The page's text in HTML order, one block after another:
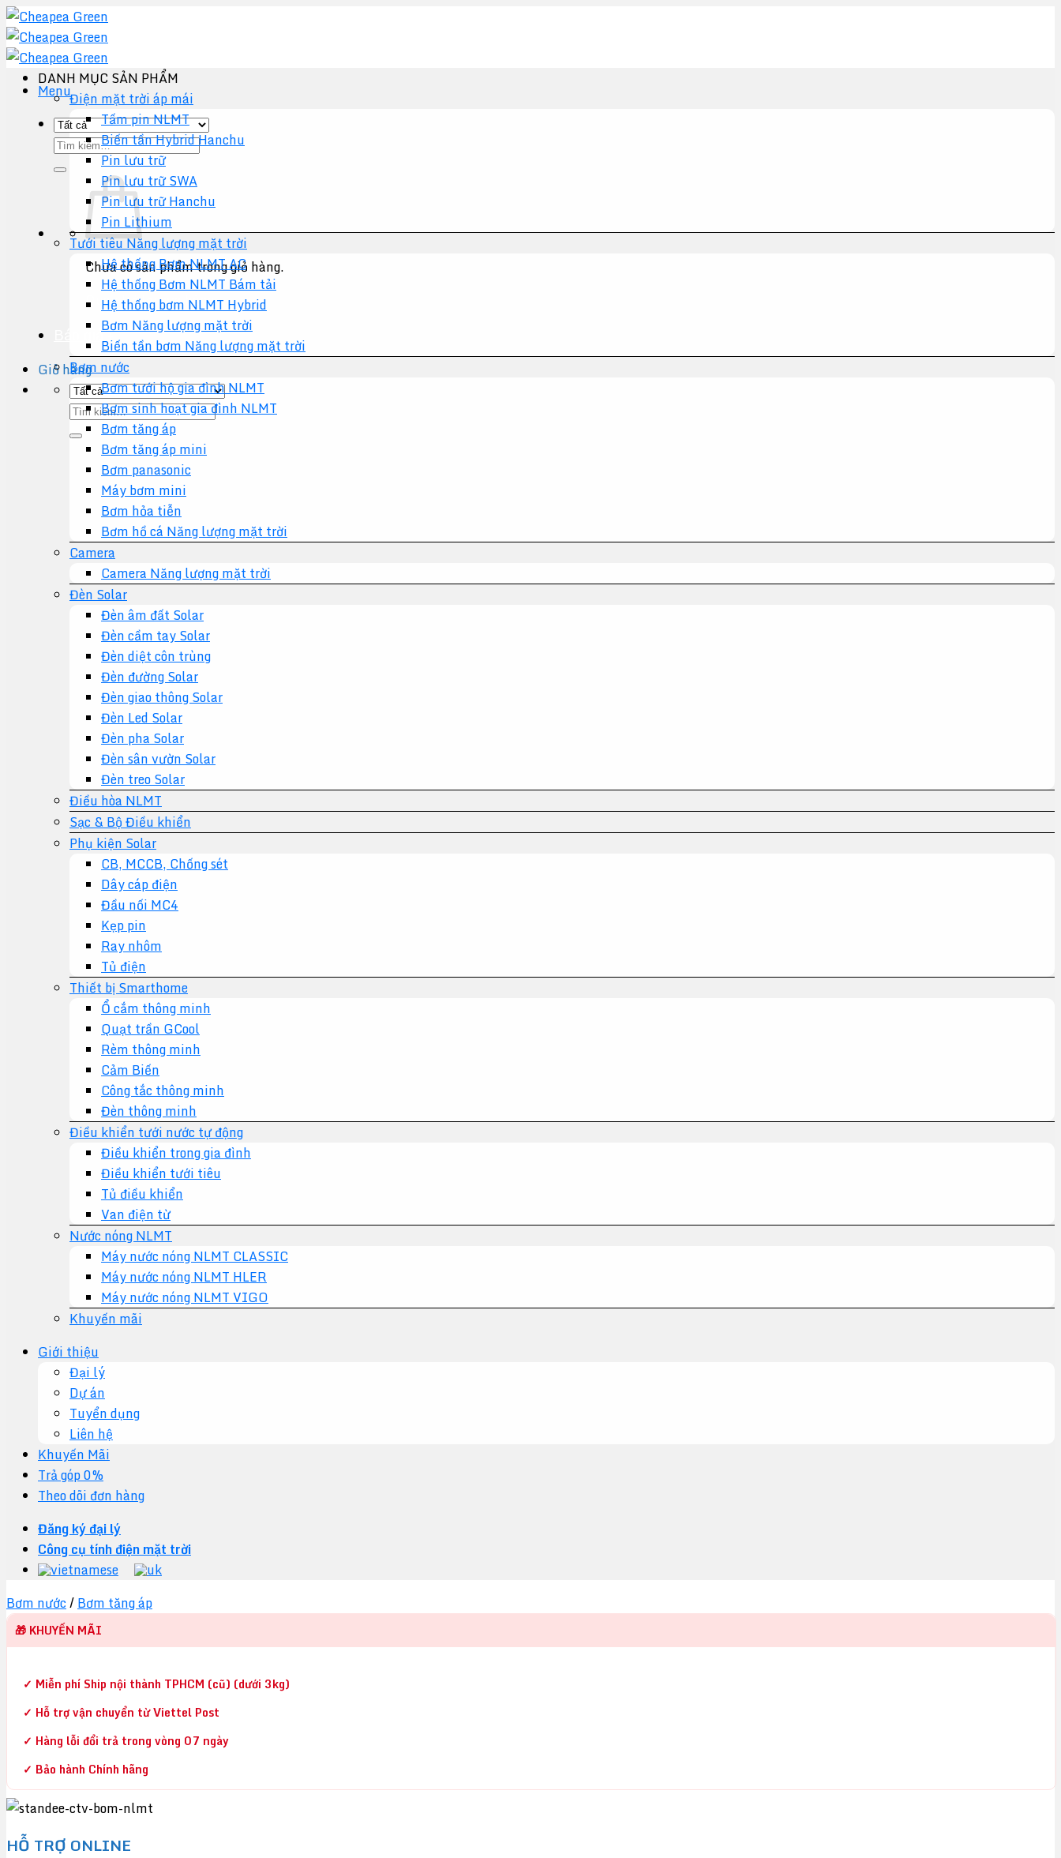
Chuyển
đến
nội
dung
Menu
Tìm
kiếm:
Chưa có sản phẩm trong giỏ hàng.
Quay trở lại cửa hàng
Báo giá +
Giỏ hàng
Tìm
kiếm:
DANH MỤC SẢN PHẨM
Điện mặt trời áp mái
Tấm pin NLMT
Biến tần Hybrid Hanchu
Pin lưu trữ
Pin lưu trữ SWA
Pin lưu trữ Hanchu
Pin Lithium
Tưới tiêu Năng lượng mặt trời
Hệ thống Bơm NLMT AC
Hệ thống Bơm NLMT Bám tải
Hệ thống bơm NLMT Hybrid
Bơm Năng lượng mặt trời
Biến tần bơm Năng lượng mặt trời
Bơm nước
Bơm tưới hộ gia đình NLMT
Bơm sinh hoạt gia đình NLMT
Bơm tăng áp
Bơm tăng áp mini
Bơm panasonic
Máy bơm mini
Bơm hỏa tiễn
Bơm hồ cá Năng lượng mặt trời
Camera
Camera Năng lượng mặt trời
Đèn Solar
Đèn âm đất Solar
Đèn cầm tay Solar
Đèn diệt côn trùng
Đèn đường Solar
Đèn giao thông Solar
Đèn Led Solar
Đèn pha Solar
Đèn sân vườn Solar
Đèn treo Solar
Điều hòa NLMT
Sạc & Bộ Điều khiển
Phụ kiện Solar
CB, MCCB, Chống sét
Dây cáp điện
Đầu nối MC4
Kẹp pin
Ray nhôm
Tủ điện
Thiết bị Smarthome
Ổ cắm thông minh
Quạt trần GCool
Rèm thông minh
Cảm Biến
Công tắc thông minh
Đèn thông minh
Điều khiển tưới nước tự động
Điều khiển trong gia đình
Điều khiển tưới tiêu
Tủ điều khiển
Van điện từ
Nước nóng NLMT
Máy nước nóng NLMT CLASSIC
Máy nước nóng NLMT HLER
Máy nước nóng NLMT VIGO
Khuyến mãi
Giới thiệu
Đại lý
Dự án
Tuyển dụng
Liên hệ
Khuyến Mãi
Trả góp 0%
Theo dõi đơn hàng
Đăng ký đại lý
Công cụ tính điện mặt trời
Bơm nước/Bơm tăng áp
🎁 KHUYẾN MÃI
✓ Miễn phí Ship nội thành TPHCM (cũ) (dưới 3kg)
✓ Hỗ trợ vận chuyển từ Viettel Post
✓ Hàng lỗi đổi trả trong vòng 07 ngày
✓ Bảo hành Chính hãng
HỖ TRỢ ONLINE